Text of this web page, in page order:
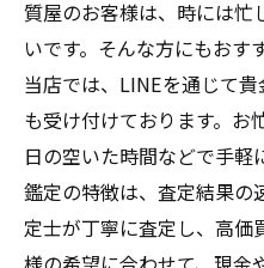
質屋のお客様は、時には忙
いです。そんな方にもおす
当店では、LINEを通じて
も受け付けております。お
日の空いた時間などで手軽
鑑定の特徴は、査定結果の
定士が丁寧に査定し、高価